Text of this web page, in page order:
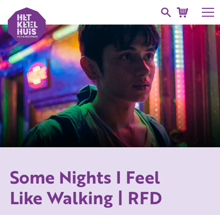
Some Nights I Feel
Like Walking | RFD